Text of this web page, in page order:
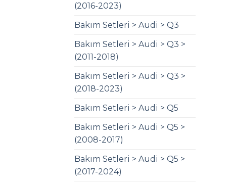
(2016-2023)
Bakım Setleri > Audi > Q3
Bakım Setleri > Audi > Q3 >
(2011-2018)
Bakım Setleri > Audi > Q3 >
(2018-2023)
Bakım Setleri > Audi > Q5
Bakım Setleri > Audi > Q5 >
(2008-2017)
Bakım Setleri > Audi > Q5 >
(2017-2024)